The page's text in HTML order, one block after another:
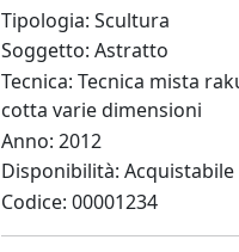
Tipologia: Scultura
Soggetto: Astratto
Tecnica: Tecnica mista
cotta varie dimensioni
Anno: 2012
Disponibilità: Acquistabile
Codice: 00001234